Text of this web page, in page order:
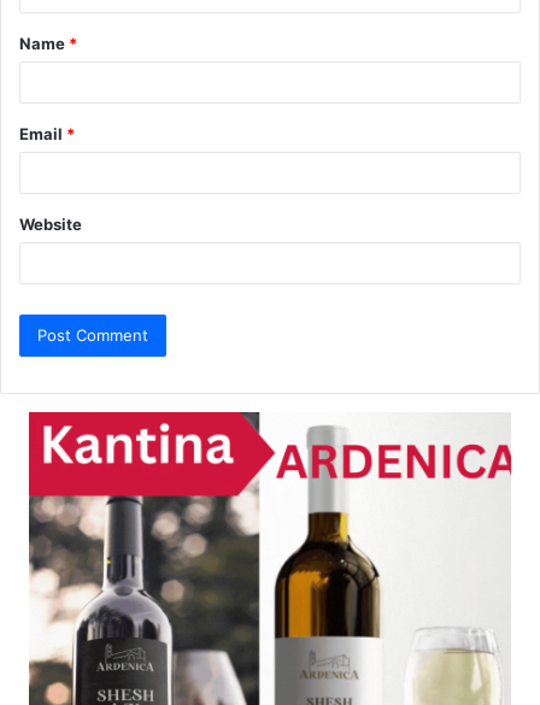
t
*
Name *
Email *
Website